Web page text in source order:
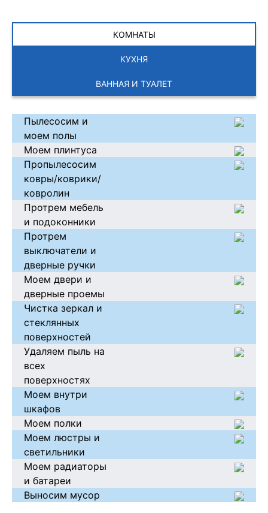
КОМНАТЫ
КУХНЯ
ВАННАЯ И ТУАЛЕТ
Пылесосим и
моем полы
Моем плинтуса
Пропылесосим
ковры/коврики/
ковролин
Протрем мебель
и подоконники
Протрем
выключатели и
дверные ручки
Моем двери и
дверные проемы
Чистка зеркал и
стеклянных
поверхностей
Удаляем пыль на
всех
поверхностях
Моем внутри
шкафов
Моем полки
Моем люстры и
светильники
Моем радиаторы
и батареи
Выносим мусор